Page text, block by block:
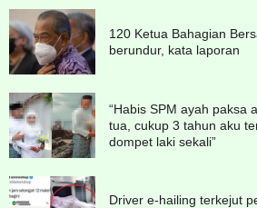
120 Ketua Bahagian
berundur, kata laporan
“Habis SPM ayah paksa
tua, cukup 3 tahun aku
dompet laki sekali”
Driver e-hailing terkejut